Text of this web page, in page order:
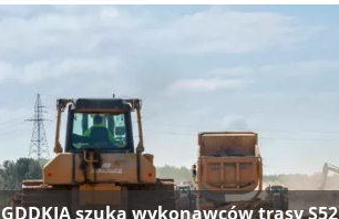
GDDKIA szuka wykonawców trasy S52